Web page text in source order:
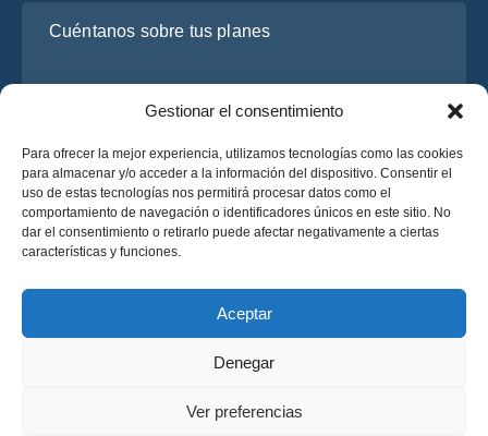
Gestionar el consentimiento
Para ofrecer la mejor experiencia, utilizamos tecnologías como las cookies
para almacenar y/o acceder a la información del dispositivo. Consentir el
uso de estas tecnologías nos permitirá procesar datos como el
comportamiento de navegación o identificadores únicos en este sitio. No
dar el consentimiento o retirarlo puede afectar negativamente a ciertas
características y funciones.
Aceptar
Denegar
Ver preferencias
© 2025 OsaBus © Todos los derechos reservados.
He leído y acepto laPolítica de Privacidadde OsaBus.
Solicite un presupuesto
Solicite un presupuesto